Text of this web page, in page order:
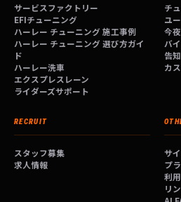
サービスファクトリー
EFIチューニング
ハーレー チューニング 施工事例
ハーレー チューニング 選び方ガイ
ド
ハーレー洗車
エクスプレスレーン
ライダーズサポート
チ
ユ
今
バ
告知
カ
RECRUIT
スタッフ募集
求人情報
サ
プ
利
リ